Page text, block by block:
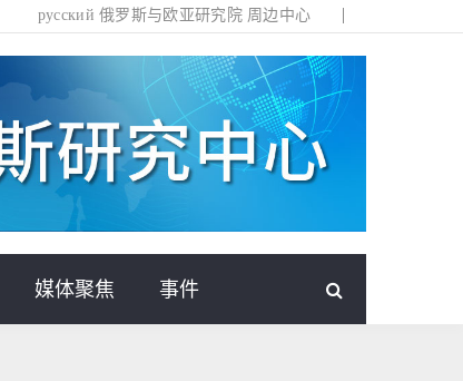
русский 俄罗斯与欧亚研究院 周边中心
媒体聚焦 事件